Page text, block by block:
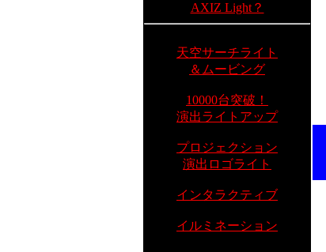
AXIZ Light？
天空サーチライト
＆ムービング
10000台突破！
演出ライトアップ
プロジェクション
演出ロゴライト
インタラクティブ
イルミネーション